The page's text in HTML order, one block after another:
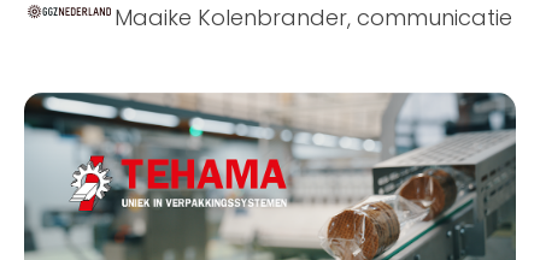
Maaike Kolenbrander, communicatie